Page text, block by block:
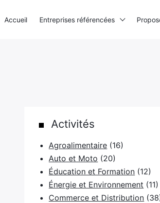
Activités
Agroalimentaire (16)
Auto et Moto (20)
Éducation et Formation (12)
Énergie et Environnement (11)
Commerce et Distribution
Accueil Entreprises référencées